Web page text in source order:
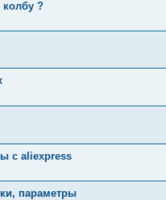
колбу ?
с aliexpress
параметры